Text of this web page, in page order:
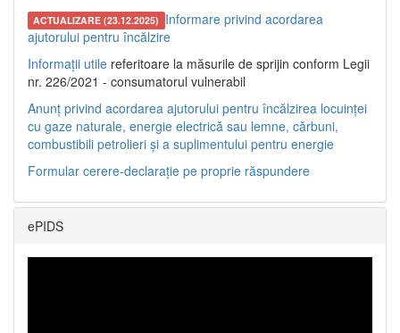
ACTUALIZARE (23.12.2025) Informare privind acordarea
ajutorului pentru încălzire
Informații utile referitoare la măsurile de sprijin conform Legii
nr. 226/2021 - consumatorul vulnerabil
Anunț privind acordarea ajutorului pentru încălzirea locuinței
cu gaze naturale, energie electrică sau lemne, cărbuni,
combustibili petrolieri și a suplimentului pentru energie
Formular cerere-declarație pe proprie răspundere
ePIDS